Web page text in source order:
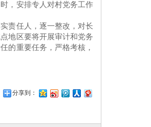
，安排专人对村党务工作
责任人，逐一整改，对长
地区要将开展审计和党务
的重要任务，严格考核，
分享到：